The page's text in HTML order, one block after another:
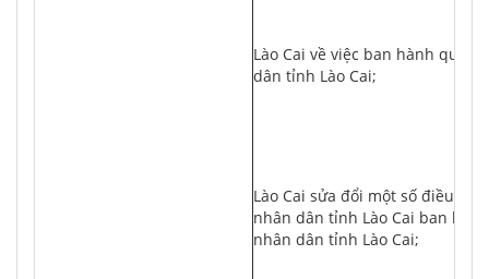
Lào Cai về việc ban hành quy
dân tỉnh Lào Cai;
Lào Cai sửa đổi một số điều
nhân dân tỉnh Lào Cai ban
nhân dân tỉnh Lào Cai;